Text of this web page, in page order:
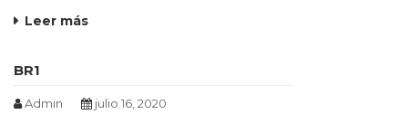
Leer más
BR1
Admin julio 16, 2020